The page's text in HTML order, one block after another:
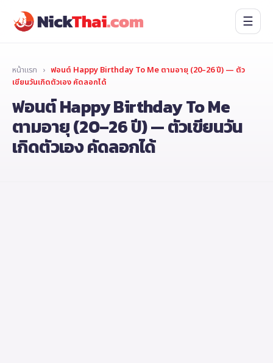
☰
หน้าแรก › ฟอนต์ Happy Birthday To Me ตามอายุ (20–26 ปี) — ตัว
เขียนวันเกิดตัวเอง คัดลอกได้
ฟอนต์ Happy Birthday To Me
ตามอายุ (20–26 ปี) — ตัวเขียนวัน
เกิดตัวเอง คัดลอกได้